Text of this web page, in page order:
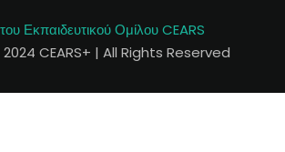
Εκπαιδευτικού Ομίλου CEARS
CEARS+ | All Rights Reserved